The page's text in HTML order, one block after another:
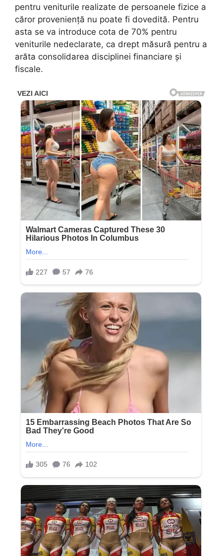
pentru veniturile realizate de persoanele fizice a
căror proveniență nu poate fi dovedită. Pentru
asta se va introduce cota de 70% pentru
veniturile nedeclarate, ca drept măsură pentru a
arăta consolidarea disciplinei financiare și
fiscale.